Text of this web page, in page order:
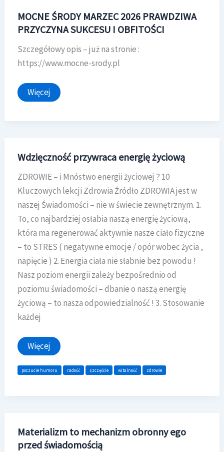
MOCNE ŚRODY MARZEC 2026 PRAWDZIWA
PRZYCZYNA SUKCESU I OBFITOŚCI
Szczegółowy opis – już na stronie :
https://www.mocne-srody.pl
MOCNE
ŚRODY
OBFITOŚCI
Więcej
Wdzięczność przywraca energię życiową
ZDROWIE – i Mnóstwo energii życiowej ? 10
Kluczowych lekcji Zdrowia Źródło ZDROWIA jest w
naszej Świadomości – nie w świecie zewnętrznym. 1.
To, co najbardziej osłabia naszą energię życiową,
która ma regenerować aktywnie nasze ciało fizyczne
– to STRES ( negatywne emocje / opór wobec życia ,
napięcie ) 2. Energia ciała nie słabnie bez powodu !
Nasz poziom energii zależy bezpośrednio od
poziomu świadomości – dbanie o naszą energię
życiową – to nasza odpowiedzialność ! 3. Stosowanie
każdej
Wdzięczność przywraca
energię
Więcej
poczucie humoru radość szczęście witalność zdrowie
Materializm to mechanizm obronny ego
przed świadomością